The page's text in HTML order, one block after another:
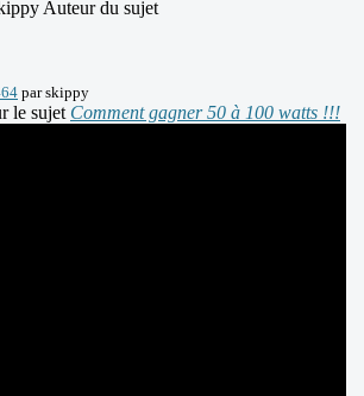
Auteur du sujet
parskippy
le sujet Comment gagner 50 à 100 watts !!!